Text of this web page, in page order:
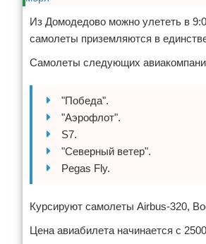
Билеты
Планирование отдыха
Пляжный отдых
Турагенства
Экстримальный отдых
Разное про отдых
Из Домодедово можно улететь в
самолеты приземляются в
Самолеты следующих
"Победа".
"Аэрофлот".
S7.
"Северный ветер".
Pegas Fly.
Курсируют самолеты Airbus-320,
Цена авиабилета начинается с